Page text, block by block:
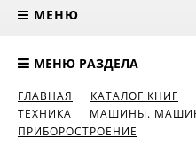
МЕНЮ
МЕНЮ РАЗДЕЛА
ГЛАВНАЯ КАТАЛОГ КНИГ
ТЕХНИКА
МАШИНЫ.
ПРИБОРОСТРОЕНИЕ